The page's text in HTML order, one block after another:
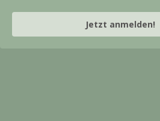
Jetzt anmelden!